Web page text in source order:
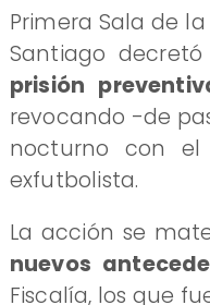
Primera Sala de
Santiago
prisión
revocando -de
nocturno con
exfutbolista.
La acción se
nuevos
Fiscalía, los que